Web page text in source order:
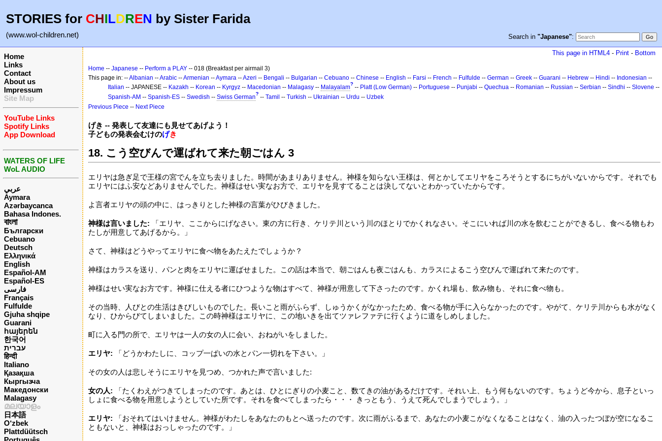
STORIES for CHILDREN by Sister Farida
(www.wol-children.net) Search in "Japanese":
Home
Links
Contact
About us
Impressum
Site Map
YouTube Links
Spotify Links
App Download
WATERS OF LIFE
WoL AUDIO
عربي
Aymara
Azərbaycanca
Bahasa Indones.
বাংলা
Български
Cebuano
Deutsch
Ελληνικά
English
Español-AM
Español-ES
فارسی
Français
Fulfulde
Gjuha shqipe
Guarani
հայերեն
한국어
עברית
हिन्दी
Italiano
Қазақша
Кыргызча
Македонски
Malagasy
മലയാളം
日本語
O‘zbek
Plattdüütsch
This page in HTML4 - Print - Bottom
Home -- Japanese -- Perform a PLAY -- 018 (Breakfast per airmail 3)
This page in: --Albanian --Arabic --Armenian --Aymara --Azeri -- Bengali -- Bulgarian -- Cebuano -- Chinese -- English -- Farsi -- French -- Fulfulde -- German -- Greek -- Guarani -- Hebrew -- Hindi -- Indonesian --
Italian -- JAPANESE -- Kazakh -- Korean -- Kyrgyz -- Macedonian -- Malagasy -- Malayalam? -- Platt (Low German) -- Portuguese -- Punjabi -- Quechua -- Romanian -- Russian -- Serbian -- Sindhi -- Slovene --
Spanish-AM -- Spanish-ES -- Swedish -- Swiss German? -- Tamil -- Turkish -- Ukrainian -- Urdu -- Uzbek
Previous Piece -- Next Piece
げき -- 発表して友達にも見せてあげよう！
子どもの発表会むけのげき
18. こう空びんで運ばれて来た朝ごはん 3
エリヤは急ぎ足で王様の宮でんを立ち去りました。時間があまりありません。神様を知らない王様は、何とかしてエリヤをころそうとするにちがいないからです。それでも
エリヤにはふ安などありませんでした。神様はせい実なお方で、エリヤを見すてることは決してないとわかっていたからです。
よ言者エリヤの頭の中に、はっきりとした神様の言葉がひびきました。
神様は言いました: 「エリヤ、ここからにげなさい。東の方に行き、ケリテ川という川のほとりでかくれなさい。そこにいれば川の水を飲むことができるし、食べる物もわ
たしが用意してあげるから。」
さて、神様はどうやってエリヤに食べ物をあたえたでしょうか？
神様はカラスを送り、パンと肉をエリヤに運ばせました。この話は本当で、朝ごはんも夜ごはんも、カラスによるこう空びんで運ばれて来たのです。
神様はせい実なお方です。神様に仕える者にひつような物はすべて、神様が用意して下さったのです。かくれ場も、飲み物も、それに食べ物も。
その当時、人びとの生活はきびしいものでした。長いこと雨がふらず、しゅうかくがなかったため、食べる物が手に入らなかったのです。やがて、ケリテ川からも水がなく
なり、ひからびてしまいました。この時神様はエリヤに、この地いきを出てツァレファテに行くように道をしめしました。
町に入る門の所で、エリヤは一人の女の人に会い、おねがいをしました。
エリヤ: 「どうかわたしに、コップ一ぱいの水とパン一切れを下さい。」
その女の人は悲しそうにエリヤを見つめ、つかれた声で言いました:
女の人: 「たくわえがつきてしまったのです。あとは、ひとにぎりの小麦こと、数てきの油があるだけです。それい上、もう何もないのです。ちょうど今から、息子といっ
しょに食べる物を用意しようとしていた所です。それを食べてしまったら・・・ きっともう、うえて死んでしまうでしょう。」
エリヤ: 「おそれてはいけません。神様がわたしをあなたのもとへ送ったのです。次に雨がふるまで、あなたの小麦こがなくなることはなく、油の入ったつぼが空になるこ
ともないと、神様はおっしゃったのです。」